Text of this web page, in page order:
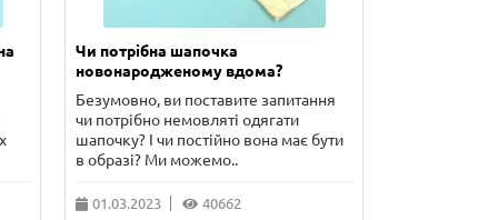
Чи потрібна шапочка
новонародженому вдома?
Безумовно, ви поставите запитання
чи потрібно немовляті одягати
шапочку? І чи постійно вона має бути
в образі? Ми можемо..
01.03.2023 40662